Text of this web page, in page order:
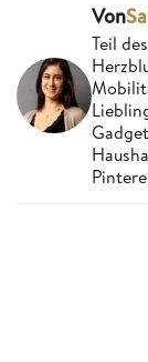
Von
Teil